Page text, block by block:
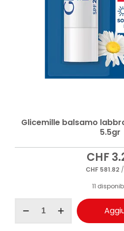
Glicemille balsamo
5.5gr
CHF
CHF 581.82
11
balsamo